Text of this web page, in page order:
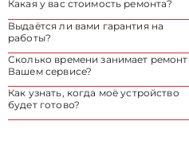
Какая у вас стоимость ремонта?
Выдаётся ли вами гарантия на
работы?
Сколько времени занимает ремонт
Вашем сервисе?
Как узнать, когда моё устройство
будет готово?